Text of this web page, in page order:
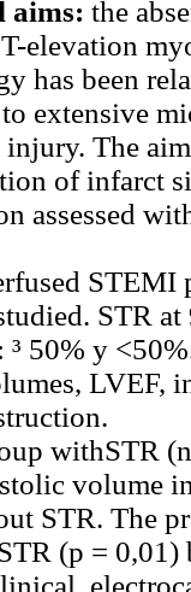
aims: the
elevation
has been
extensive
The
of infarct
assessed
STEMI
STR
50% y
LVEF,
withSTR
volume
STR. The
(p =